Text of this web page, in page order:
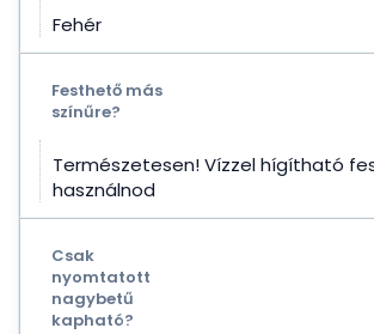
Fehér
Festhető más
színűre?
Természetesen! Vízzel hígítható
használnod
Csak
nyomtatott
nagybetű
kapható?